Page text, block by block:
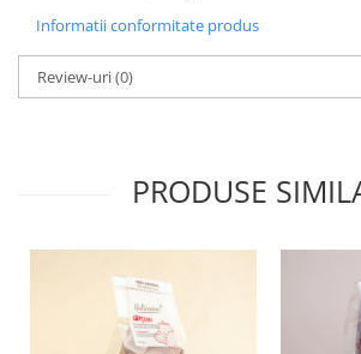
Informatii conformitate produs
Review-uri(0)
PRODUSE